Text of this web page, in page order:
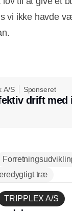
vi ikke havde
A/S Sponseret
drift med
træ
TRIPPLEX A/S